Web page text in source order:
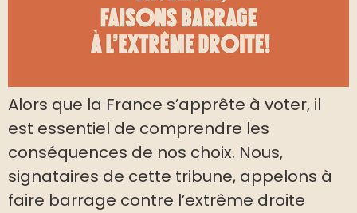
Alors que la France s’apprête à voter, il
est essentiel de comprendre les
conséquences de nos choix. Nous,
signataires de cette tribune, appelons à
faire barrage contre l’extrême droite